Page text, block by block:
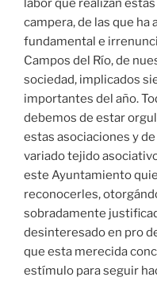
labor que realizan
campera, de las que ha
fundamental e
Campos del Río, de
sociedad, implicados
importantes del año.
debemos de estar
estas asociaciones y
variado tejido
este Ayuntamiento
reconocerles,
sobradamente
desinteresado en pro
que esta merecida
estímulo para seguir